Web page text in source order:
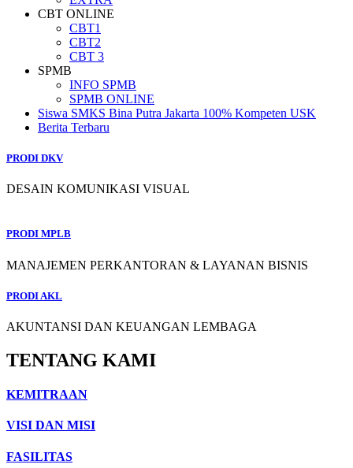
CBT ONLINE
CBT1
CBT2
CBT 3
SPMB
INFO SPMB
SPMB ONLINE
Siswa SMKS Bina Putra Jakarta 100% Kompeten USK
Berita Terbaru
PRODI DKV
DESAIN KOMUNIKASI VISUAL
PRODI MPLB
MANAJEMEN PERKANTORAN & LAYANAN BISNIS
PRODI AKL
AKUNTANSI DAN KEUANGAN LEMBAGA
TENTANG KAMI
KEMITRAAN
VISI DAN MISI
FASILITAS